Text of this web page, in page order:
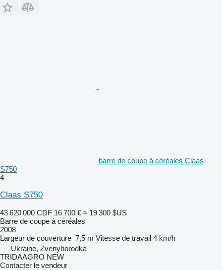
barre de coupe à céréales Claas
S750
4
Claas S750
43 620 000 CDF 16 700 € ≈ 19 300 $US
Barre de coupe à céréales
2008
Largeur de couverture 7,5 m Vitesse de travail 4 km/h
Ukraine, Zvenyhorodka
TRIDAAGRO NEW
Contacter le vendeur